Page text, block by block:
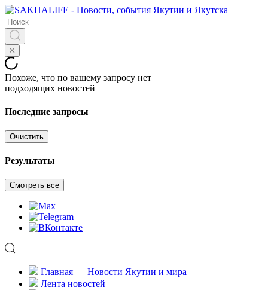
Похоже, что по вашему запросу нет
подходящих новостей
Последние запросы
Очистить
Результаты
Смотреть все
Главная — Новости Якутии и мира
Лента новостей